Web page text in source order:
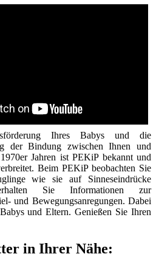
Ihres Babys und die
der Bindung zwischen Ihnen und
Jahren ist PEKiP bekannt und
Beim PEKiP beobachten Sie
wie sie auf Sinneseindrücke
Sie Informationen zur
und Bewegungsanregungen. Dabei
und Eltern. Genießen Sie Ihren
in Ihrer Nähe: